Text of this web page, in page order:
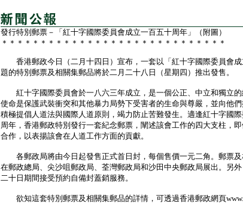
發行特別郵票－「紅十字國際委員會成立一百五十周年」（附圖）
＊＊＊＊＊＊＊＊＊＊＊＊＊＊＊＊＊＊＊＊＊＊＊＊＊＊＊＊＊
香港郵政今日（二月十四日）宣布，一套以「紅十字國際委員會成
題的特別郵票及相關集郵品將於二月二十八日（星期四）推出發售。
紅十字國際委員會於一八六三年成立，是一個公正、中立和獨立的
使命是保護武裝衝突和其他暴力局勢下受害者的生命與尊嚴，並向他
積極提倡人道法與國際人道原則，竭力防止苦難發生。適逢紅十字國
周年，香港郵政特別發行一套紀念郵票，闡述該會工作的四大支柱，
合作，以表揚該會在人道工作方面的貢獻。
各郵政局將由今日起發售正式首日封，每個售價一元二角。郵票及
在郵政總局、尖沙咀郵政局、荃灣郵政局和沙田中央郵政局展出。另
二十日期間接受預約自備封蓋銷服務。
欲知這套特別郵票及相關集郵品的詳情，可透過香港郵政網頁